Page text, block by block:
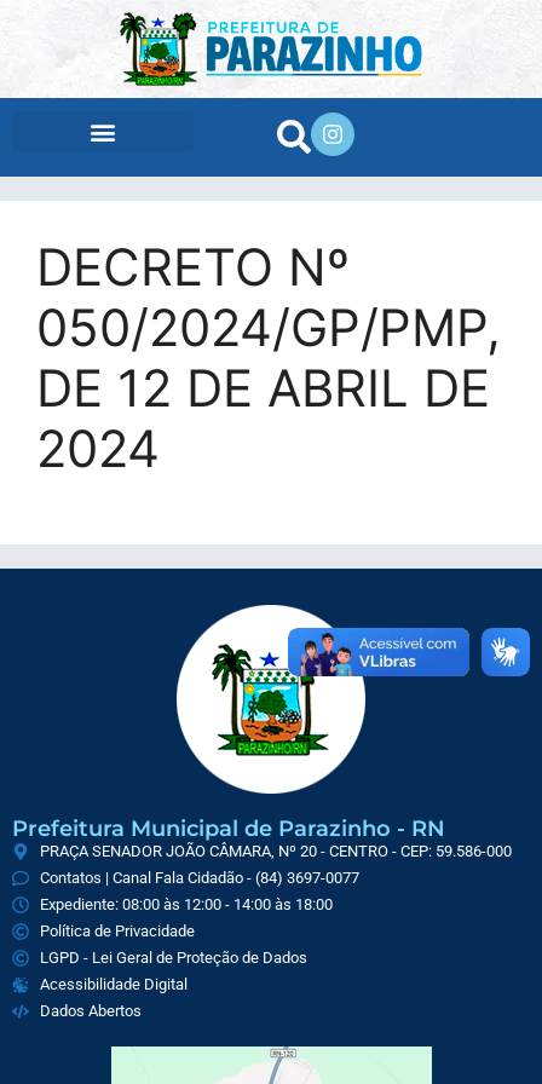
DECRETO Nº
050/2024/GP/PMP,
DE 12 DE ABRIL DE
2024
Prefeitura Municipal de Parazinho - RN
PRAÇA SENADOR JOÃO CÂMARA, Nº 20 - CENTRO - CEP: 59.586-000
Contatos | Canal Fala Cidadão - (84) 3697-0077
Expediente: 08:00 às 12:00 - 14:00 às 18:00
Política de Privacidade
LGPD - Lei Geral de Proteção de Dados
Acessibilidade Digital
Dados Abertos